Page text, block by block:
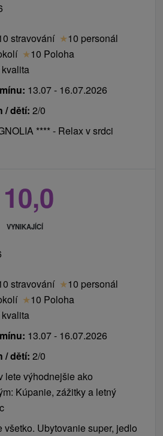
stravování ★10 personál
★10 Poloha
13.07 - 16.07.2026
/ dětí: 2/0
**** - Relax v srdci
10,0
VYNIKAJÍCÍ
stravování ★10 personál
★10 Poloha
13.07 - 16.07.2026
/ dětí: 2/0
lete výhodnejšie ako
Kúpanie, zážitky a letný
všetko. Ubytovanie super, jedlo